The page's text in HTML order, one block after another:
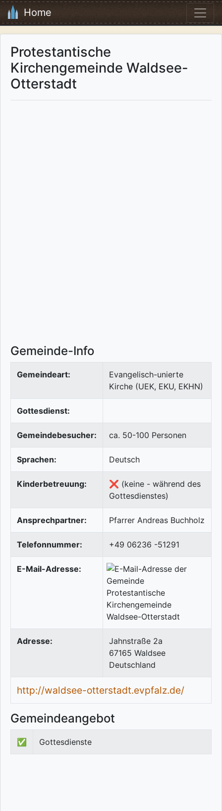
Home
Protestantische
Kirchengemeinde Waldsee-
Otterstadt
Gemeinde-Info
Gemeindeart:
Evangelisch-unierte
Kirche (UEK, EKU, EKHN)
Gottesdienst:
Gemeindebesucher: ca. 50-100 Personen
Sprachen: Deutsch
Kinderbetreuung:
❌ (keine - während des
Gottesdienstes)
Ansprechpartner: Pfarrer Andreas Buchholz
Telefonnummer: +49 06236 -51291
E-Mail-Adresse:
Adresse:
Jahnstraße 2a
67165 Waldsee
Deutschland
http://waldsee-otterstadt.evpfalz.de/
Gemeindeangebot
✅ Gottesdienste